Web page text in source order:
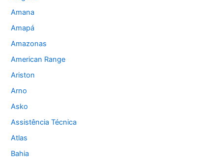
Amana
Amapá
Amazonas
American Range
Ariston
Arno
Asko
Assistência Técnica
Atlas
Bahia